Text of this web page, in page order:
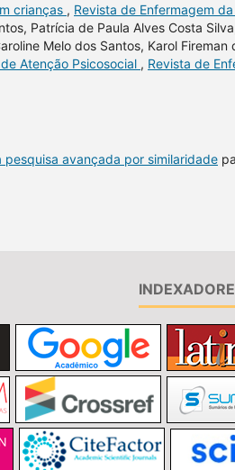
crianças , Revista de Enfermagem
Patrícia de Paula Alves Costa
Melo dos Santos, Karol Fireman
Atenção Psicosocial , Revista de
pesquisa avançada por similaridade